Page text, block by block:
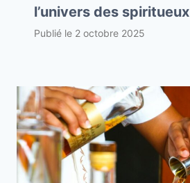
l’univers des spiritueux
Publié le 2 octobre 2025